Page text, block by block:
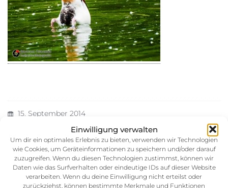
Einwilligung verwalten
Um dir ein optimales Erlebnis zu bieten, verwenden wir Technologien
wie Cookies, um Geräteinformationen zu speichern und/oder darauf
zuzugreifen. Wenn du diesen Technologien zustimmst, können wir
Daten wie das Surfverhalten oder eindeutige IDs auf dieser Website
verarbeiten. Wenn du deine Einwilligung nicht erteilst oder
zurückziehst, können bestimmte Merkmale und Funktionen
15. September 2014